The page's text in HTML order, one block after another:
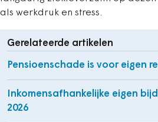
als werkdruk en stress.
Gerelateerde artikelen
Pensioenschade is voor eigen
Inkomensafhankelijke eigen
2026